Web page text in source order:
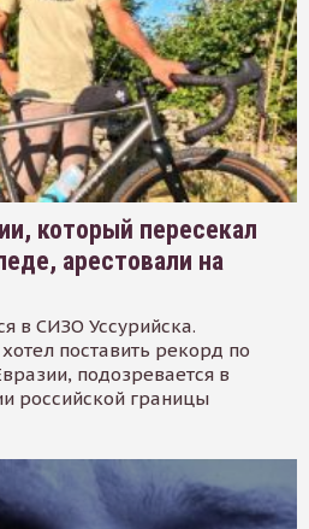
который пересекал
арестовали на
в СИЗО Уссурийска.
поставить рекорд по
подозревается в
российской границы